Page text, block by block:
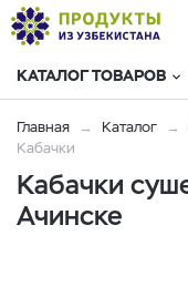
КАТАЛОГ ТОВАРОВ
Главная Каталог
Кабачки
Кабачки
Ачинске